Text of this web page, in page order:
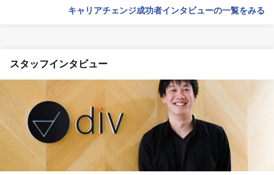
キャリアチェンジ成功者インタビューの一覧をみる
スタッフインタビュー